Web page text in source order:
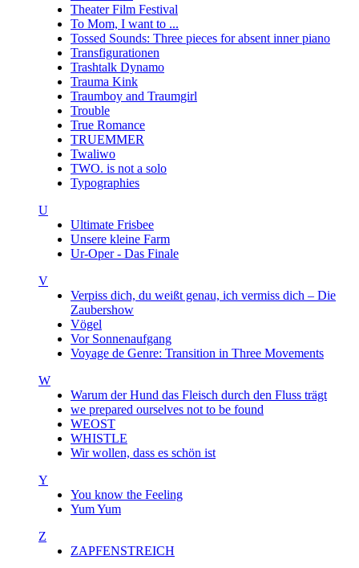
Theater Film Festival
To Mom, I want to ...
Tossed Sounds: Three pieces for absent inner piano
Transfigurationen
Trashtalk Dynamo
Trauma Kink
Traumboy and Traumgirl
Trouble
True Romance
TRUEMMER
Twaliwo
TWO. is not a solo
Typographies
U
Ultimate Frisbee
Unsere kleine Farm
Ur-Oper - Das Finale
V
Verpiss dich, du weißt genau, ich vermiss dich – Die
Zaubershow
Vögel
Vor Sonnenaufgang
Voyage de Genre: Transition in Three Movements
W
Warum der Hund das Fleisch durch den Fluss trägt
we prepared ourselves not to be found
WEOST
WHISTLE
Wir wollen, dass es schön ist
Y
You know the Feeling
Yum Yum
Z
ZAPFENSTREICH